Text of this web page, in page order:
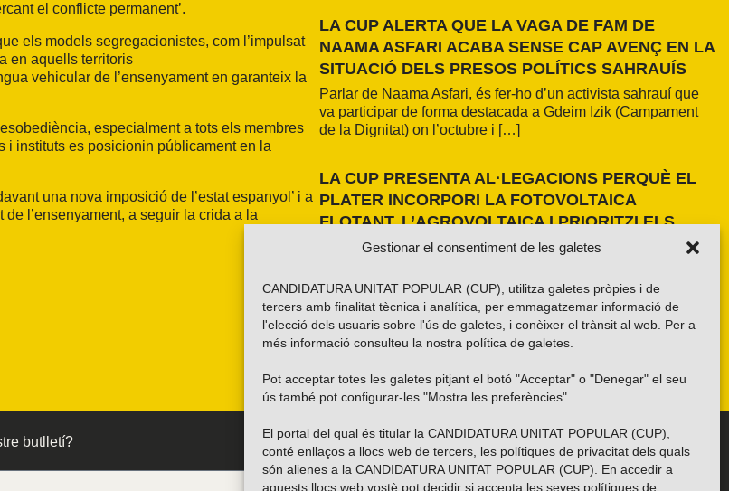
Gestionar el consentiment de les galetes
CANDIDATURA UNITAT POPULAR (CUP), utilitza galetes pròpies i de
tercers amb finalitat tècnica i analítica, per emmagatzemar informació de
l'elecció dels usuaris sobre l'ús de galetes, i conèixer el trànsit al web. Per a
més informació consulteu la nostra política de galetes
Pot acceptar totes les galetes pitjant el botó "Acceptar" o "Denegar" el seu
ús també pot configurar-les "Mostra les preferències".
El portal del qual és titular la CANDIDATURA UNITAT POPULAR (CUP),
conté enllaços a llocs web de tercers, les polítiques de privacitat dels quals
són alienes a la CANDIDATURA UNITAT POPULAR (CUP). En accedir a
aquests llocs web vostè pot decidir si accepta les seves polítiques de
el conflicte permanent’.
els models segregacionistes, com l’impulsat
en aquells territoris
vehicular de l’ensenyament en garanteix la
especialment a tots els membres
i instituts es posicionin públicament en la
una nova imposició de l’estat espanyol’ i a
l’ensenyament, a seguir la crida a la
LA CUP ALERTA QUE LA VAGA DE FAM DE
NAAMA ASFARI ACABA SENSE CAP AVENÇ EN LA
SITUACIÓ DELS PRESOS POLÍTICS SAHRAUÍS
Parlar de Naama Asfari, és fer-ho d’un activista sahrauí que
va participar de forma destacada a Gdeim Izik (Campament
de la Dignitat) on l’octubre i […]
LA CUP PRESENTA AL·LEGACIONS PERQUÈ EL
PLATER INCORPORI LA FOTOVOLTAICA
FLOTANT, L’AGROVOLTAICA I PRIORITZI ELS
ESPAIS ANTROPITZATS
al PLATER d’àmbit nacional. La primera, amb una proposta
pròpia basada en els resultats de l’estudi fet a la demarcació
de Girona i amb la voluntat d’estendre’n els criteris a tot el
país. La segona, impulsada per la Xarxa per una Transició
butlletí? Troba’ns a les xarxes socials